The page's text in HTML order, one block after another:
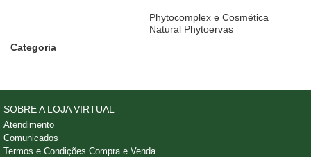
Phytocomplex e Cosmética
Natural Phytoervas
Categoria
SOBRE A LOJA VIRTUAL
Atendimento
Comunicados
Termos e Condições Compra e Venda